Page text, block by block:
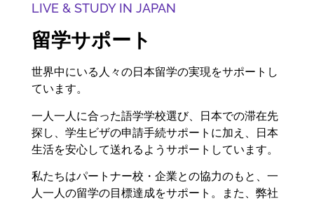
LIVE & STUDY IN JAPAN
留学サポート
世界中にいる人々の日本留学の実現をサポートし
ています。
一人一人に合った語学学校選び、日本での滞在先
探し、学生ビザの申請手続サポートに加え、日本
生活を安心して送れるようサポートしています。
私たちはパートナー校・企業との協力のもと、一
人一人の留学の目標達成をサポート。また、弊社